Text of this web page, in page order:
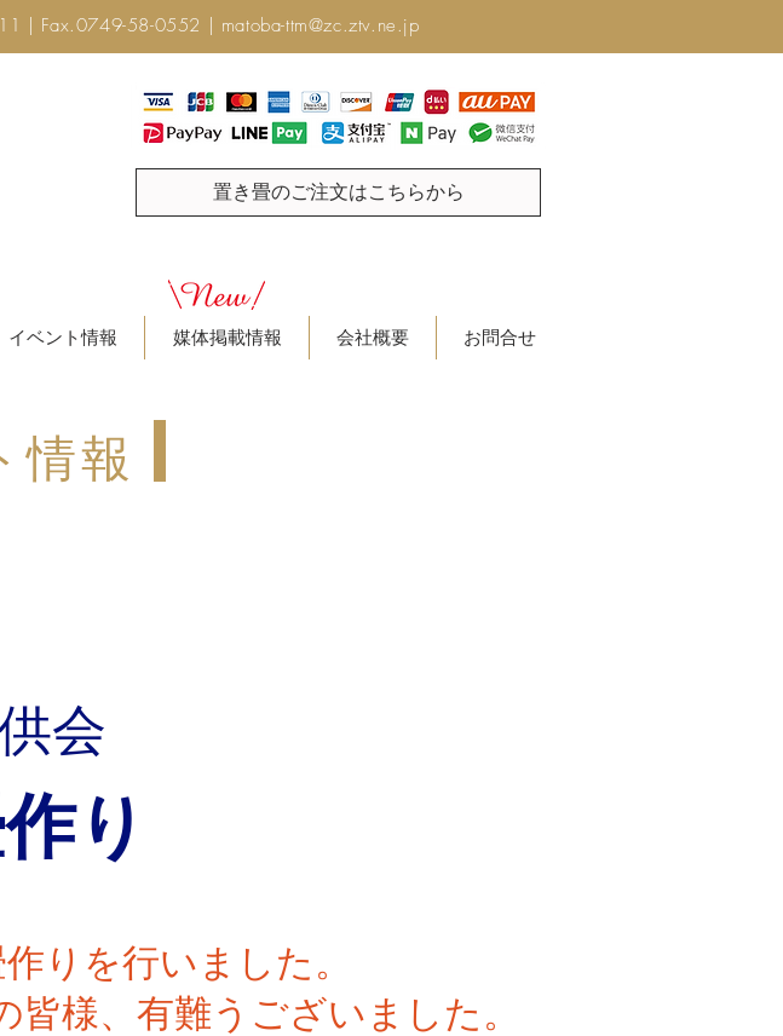
| Fax.0749-58-0552 | matoba-ttm@zc.ztv.ne.jp
置き畳のご注文はこちらから
イベント情報 媒体掲載情報 会社概要 お問合せ
情報
会
り
りを行いました。
様、有難うございました。